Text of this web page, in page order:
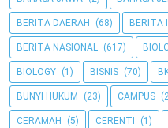
BERITA DAERAH (68) BERITA
BERITA NASIONAL (617)
BIOLOGY (1) BISNIS (70)
BUNYI HUKUM (23) CAMPUS
CERAMAH (5) CERENTI (1)